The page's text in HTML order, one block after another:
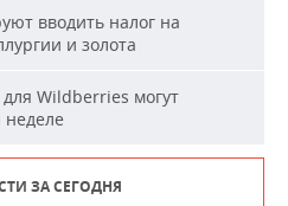
вводить налог на
и золота
Wildberries могут
ЗА СЕГОДНЯ